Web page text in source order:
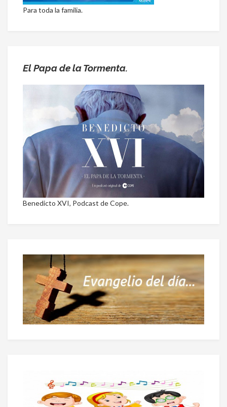
Para toda la familia.
El Papa de la Tormenta.
Benedicto XVI, Podcast de Cope.